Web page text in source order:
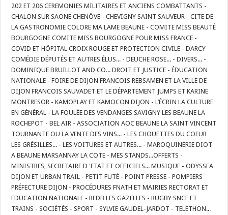
202 ET 206 CEREMONIES MILITAIRES ET ANCIENS COMBATTANTS -
CHALON SUR SAONE CHENÔVE - CHEVIGNY SAINT SAUVEUR - CITE DE
LA GASTRONOMIE COLORE MA LAME BEAUNE - COMITE MISS BEAUTÉ
BOURGOGNE COMITE MISS BOURGOGNE POUR MISS FRANCE -
COVID ET HÔPITAL CROIX ROUGE ET PROTECTION CIVILE - DARCY
COMÉDIE DÉPUTÉS ET AUTRES ÉLUS... - DEUCHE ROSE... - DIVERS... -
DOMINIQUE BRUILLOT AND CO... DROIT ET JUSTICE - ÉDUCATION
NATIONALE - FOIRE DE DIJON FRANCOIS REBSAMEN ET LA VILLE DE
DIJON FRANCOIS SAUVADET ET LE DÉPARTEMENT JUMPS ET KARINE
MONTRESOR - KAMOPLAY ET KAMOCON DIJON - L’ÉCRIN LA CULTURE
EN GÉNÉRAL - LA FOULÉE DES VENDANGES SAVIGNY LES BEAUNE LA
ROCHEPOT - BEL AIR - ASSOCIATION AOC BEAUNE LA SAINT VINCENT
TOURNANTE OU LA VENTE DES VINS... - LES CHOUETTES DU COEUR
LES GRÉSILLES... - LES VOITURES ET AUTRES... - MAROQUINERIE DIOT
A BEAUNE MARSANNAY LA COTE - MES STANDS...OFFERTS -
MINISTRES, SECRETAIRE D 'ETAT ET OFFICIELS... MUSIQUE - ODYSSEA
DIJON ET URBAN TRAIL - PETIT FUTÉ - POINT PRESSE - POMPIERS
PRÉFECTURE DIJON - PROCÉDURES FNATH ET MAIRIES RECTORAT ET
EDUCATION NATIONALE - RFDB LES GAZELLES - RUGBY SNCF ET
TRAINS - SOCIÉTÉS - SPORT - SYLVIE GAUDEL-JARDOT - TELETHON...